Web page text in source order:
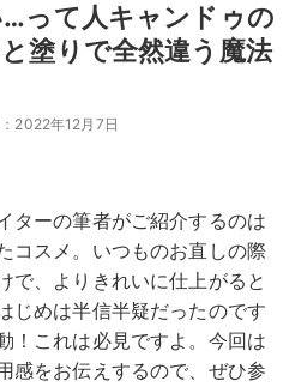
って人キャンドゥの
塗りで全然違う魔法
2022年12月7日
ターの筆者がご紹介するのは
コスメ。いつものお直しの際
で、よりきれいに仕上がると
じめは半信半疑だったのです
！これは必見ですよ。今回は
感をお伝えするので、ぜひ参